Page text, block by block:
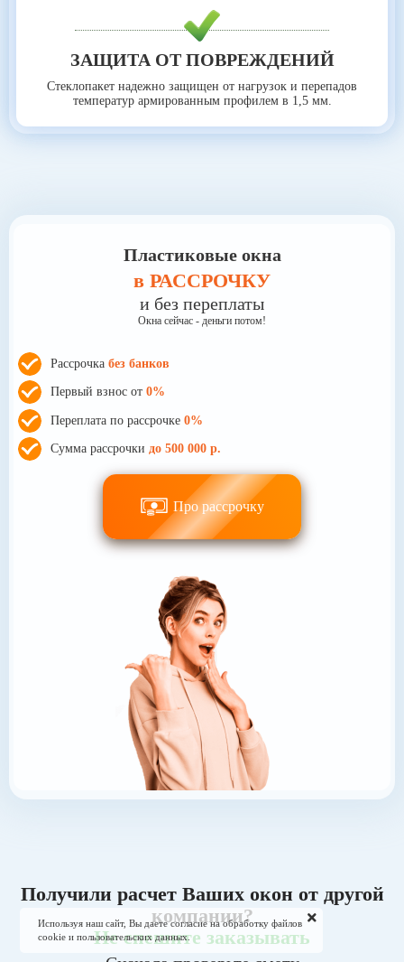
ЗАЩИТА ОТ ПОВРЕЖДЕНИЙ
Стеклопакет надежно защищен от нагрузок и перепадов
температур армированным профилем в 1,5 мм.
Пластиковые окна
в РАССРОЧКУ
и без переплаты
Окна сейчас - деньги потом!
Рассрочка без банков
Первый взнос от 0%
Переплата по рассрочке 0%
Сумма рассрочки до 500 000 р.
Про рассрочку
Получили расчет Ваших окон от другой
компании?
Не спешите заказывать
Используя наш сайт, Вы даете согласие на обработку файлов
cookie и пользовательских данных.